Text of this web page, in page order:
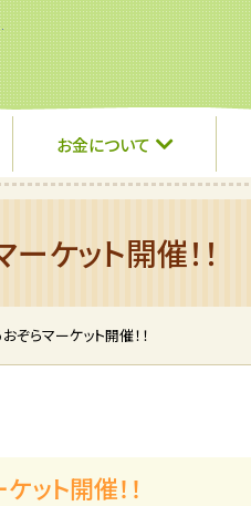
JA埼玉ひびきの
お金について
ケット開催！！
ぞらマーケット開催！！
ット開催！！